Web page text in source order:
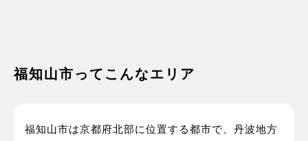
福知山市ってこんなエリア
福知山市は京都府北部に位置する都市で、丹波地方